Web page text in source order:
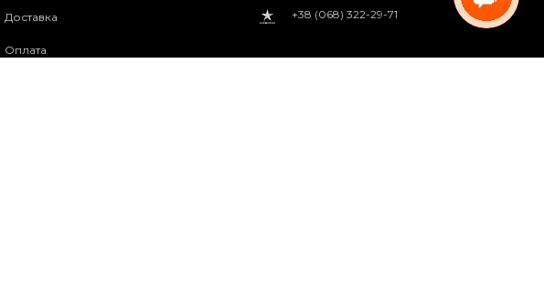
Доставка
Оплата
+38 (068) 322-29-71
0 800 33-00-83